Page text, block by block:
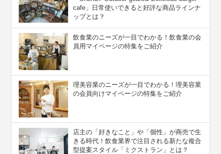
cafe」日常使いできると好評な商品ラインナ
ップとは？
飲食業のニーズが一目でわかる！飲食業の会
員用マイページの特集をご紹介
理美容業のニーズが一目でわかる！理美容業
の会員向けマイページの特集をご紹介
店主の「好きなこと」や「個性」が商売で生
きる時代！飲食業界で注目される新たな複合
型提案スタイル「ミクストラン」とは？